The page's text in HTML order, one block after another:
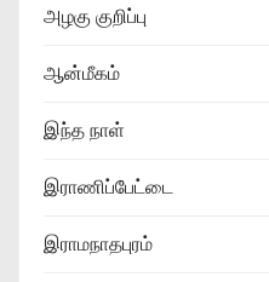
அழகு குறிப்பு
ஆன்மீகம்
இந்த நாள்
இராணிப்பேட்டை
இராமநாதபுரம்